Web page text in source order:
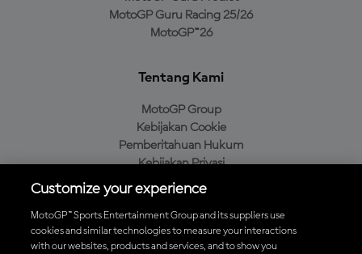
MotoGP Guru Racing 25/26
MotoGP™26
Tentang Kami
MotoGP Group
Kebijakan Cookie
Pemberitahuan Hukum
Kebijakan Privasi
Kebijakan Pembelian
Unduh Aplikasi Resmi MotoGP™
Customize your experience
MotoGP™ Sports Entertainment Group and its suppliers use
cookies and similar technologies to measure your interactions
with our websites, products and services, and to show you